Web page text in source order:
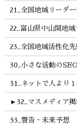
21_全国地域リーダ
22_富山県中山間地域
23_全国地域活性化
30_小さな活動の
31_ネットで人より
► 32_マスメディア
33_警告・未来予想